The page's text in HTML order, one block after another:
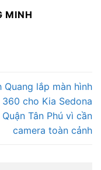
MINH
Quang lắp màn hình
360 cho Kia Sedona
Tân Phú vì cần
camera toàn cảnh